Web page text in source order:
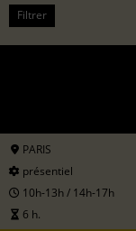
Filtrer
PARIS
présentiel
10h-13h / 14h-17h
6 h.